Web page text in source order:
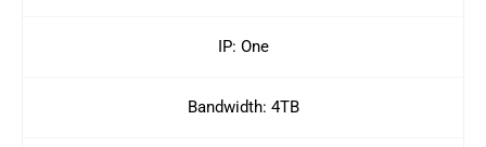
IP: One
Bandwidth: 4TB